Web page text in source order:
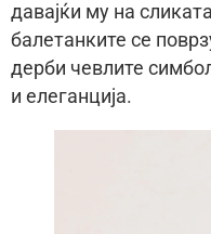
давајќи му на
балетанките се
дерби чевлите
и елеганција.